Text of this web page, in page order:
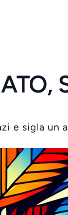
e sigla un